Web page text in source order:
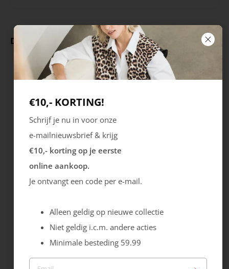
Deze producten ga je leuk vinden
Cristallino
129.99
€10,- KORTING!
Schrijf je nu in voor onze
e-mailnieuwsbrief & krijg
€10,- korting op je eerste
online aankoop.
Je ontvangt een code per e-mail.
Alleen geldig op nieuwe collectie
Niet geldig i.c.m. andere acties
Minimale besteding 59.99